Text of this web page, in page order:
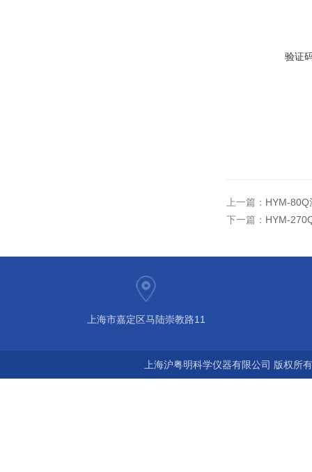
验证
上一篇： HYM-
下一篇： HYM-
上海市嘉定区马陆崇教路11
上海沪粤明科学仪器有限公司 版权所